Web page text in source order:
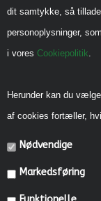
dit samtykke, så
personoplysninger,
i vores Cookiepolitik.
Herunder kan du
af cookies fortæller,
Nødvendige
Markedsføring
Cookiepolitik
Privatlivspolitik
Reklamebeskyttet